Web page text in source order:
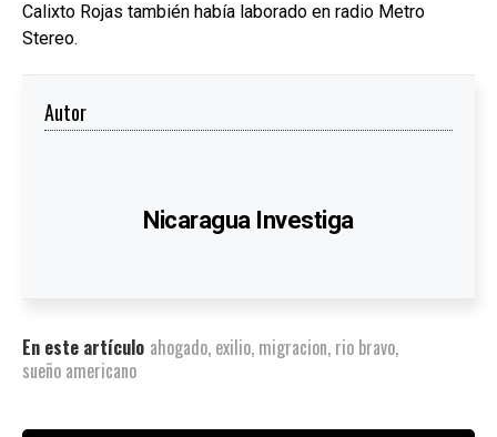
Calixto Rojas también había laborado en radio Metro
Stereo.
Autor
Nicaragua Investiga
En este artículo ahogado, exilio, migracion, rio bravo,
sueño americano